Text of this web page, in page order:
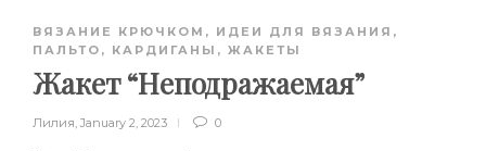
ВЯЗАНИЕ КРЮЧКОМ , ИДЕИ ДЛЯ ВЯЗАНИЯ ,
ПАЛЬТО, КАРДИГАНЫ, ЖАКЕТЫ
Жакет “Неподражаемая”
Лилия, January 2, 2023 0